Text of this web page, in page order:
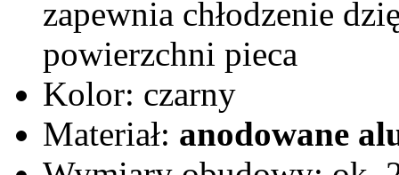
zapewnia chłodzenie
powierzchni pieca
Kolor: czarny
Materiał: anodowane